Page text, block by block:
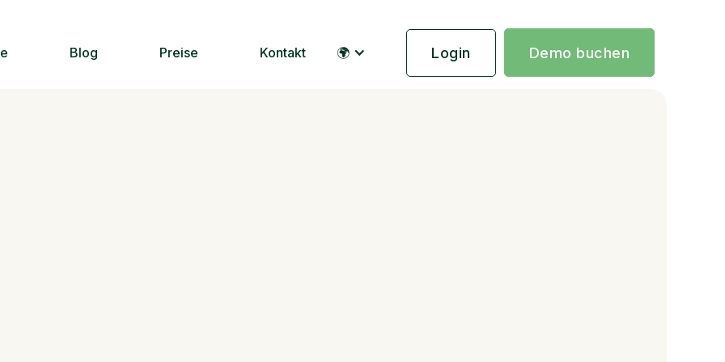
Blog Preise Kontakt 🌍 Login Demo buchen